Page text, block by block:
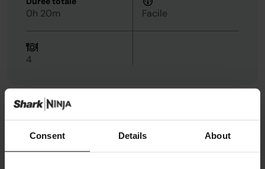
Consent Details About
0h 20m Facile
4
Ingrédients
750g
patates douces, coupées en morceaux de 2,5